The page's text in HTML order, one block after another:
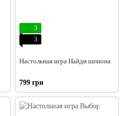
3
3
Настольная игра Найди шпиона
799 грн